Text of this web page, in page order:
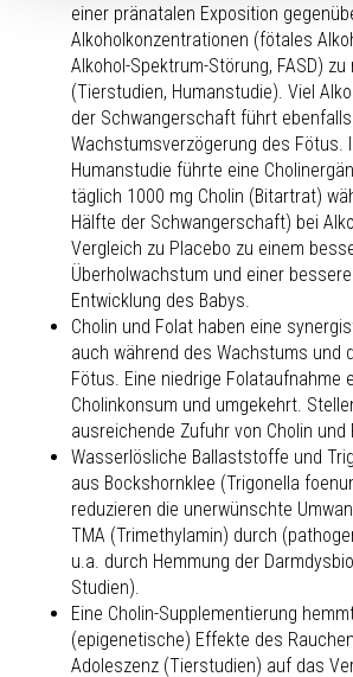
einer pränatalen Exposition
Alkoholkonzentrationen (fötales
Alkohol-Spektrum-Störung, FASD) zu
(Tierstudien, Humanstudie). Viel
der Schwangerschaft führt
Wachstumsverzögerung des Fötus.
Humanstudie führte eine
täglich 1000 mg Cholin (Bitartrat)
Hälfte der Schwangerschaft) bei
Vergleich zu Placebo zu einem
Überholwachstum und einer
Entwicklung des Babys.
Cholin und Folat haben eine
auch während des Wachstums und
Fötus. Eine niedrige Folataufnahme
Cholinkonsum und umgekehrt.
ausreichende Zufuhr von Cholin und
Wasserlösliche Ballaststoffe und
aus Bockshornklee (Trigonella
reduzieren die unerwünschte
TMA (Trimethylamin) durch
u.a. durch Hemmung der
Studien).
Eine Cholin-Supplementierung
(epigenetische) Effekte des
Adoleszenz (Tierstudien) auf das